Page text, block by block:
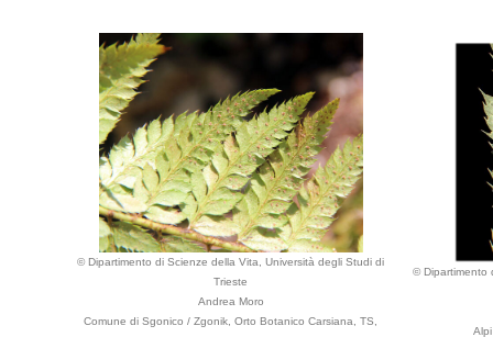
© Dipartimento di Scienze della Vita, Università degli Studi di
Trieste
Andrea Moro
Comune di Sgonico / Zgonik, Orto Botanico Carsiana, TS,
© Dipartimento